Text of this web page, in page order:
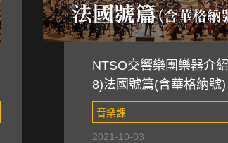
NTSO交響樂團樂器介
8)法國號篇(含華格納號)
音樂課
2021-10-03